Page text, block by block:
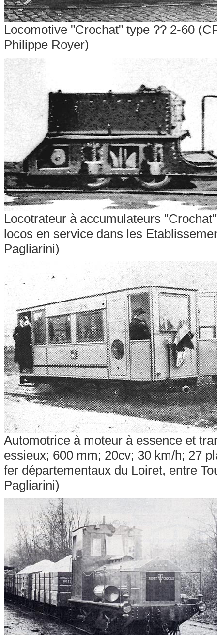
Locomotive "Crochat" type ?? 2-60
Philippe Royer)
Locotrateur à accumulateurs
locos en service dans les
Pagliarini)
Automotrice à moteur à essence et
essieux; 600 mm; 20cv; 30 km/h; 27
fer départementaux du Loiret, entre
Pagliarini)